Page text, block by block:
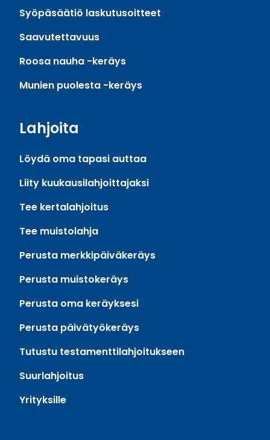
Syöpäsäätiö laskutusoitteet
Saavutettavuus
Roosa nauha -keräys
Munien puolesta -keräys
Lahjoita
Löydä oma tapasi auttaa
Liity kuukausilahjoittajaksi
Tee kertalahjoitus
Tee muistolahja
Perusta merkkipäiväkeräys
Perusta muistokeräys
Perusta oma keräyksesi
Perusta päivätyökeräys
Tutustu testamenttilahjoitukseen
Suurlahjoitus
Yrityksille